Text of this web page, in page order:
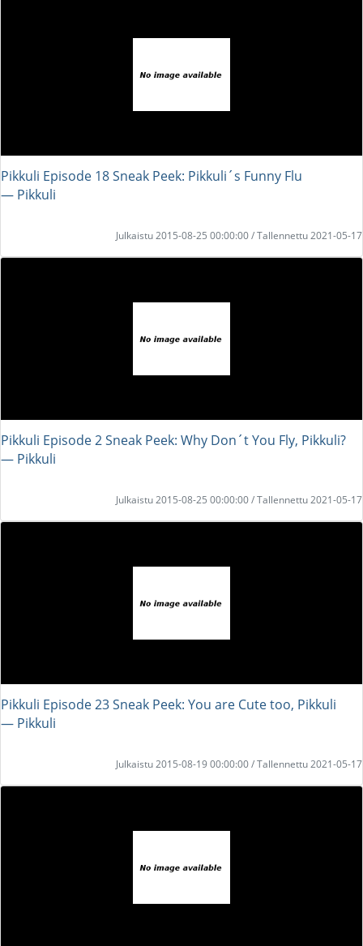
Pikkuli Episode 18 Sneak Peek: Pikkuli´s Funny Flu
― Pikkuli
Julkaistu 2015-08-25 00:00:00 / Tallennettu 2021-05-17
Pikkuli Episode 2 Sneak Peek: Why Don´t You Fly, Pikkuli?
― Pikkuli
Julkaistu 2015-08-25 00:00:00 / Tallennettu 2021-05-17
Pikkuli Episode 23 Sneak Peek: You are Cute too, Pikkuli
― Pikkuli
Julkaistu 2015-08-19 00:00:00 / Tallennettu 2021-05-17